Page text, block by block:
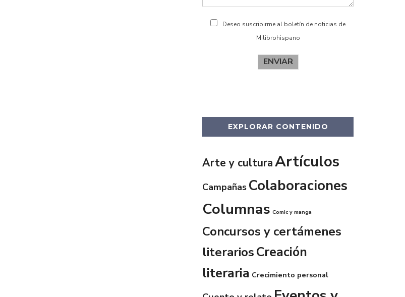
Deseo suscribirme al boletín de noticias de
Milibrohispano
ENVIAR
EXPLORAR CONTENIDO
Arte y culturaArtículos
Campañas Colaboraciones
Columnas Comic y manga
Concursos y certámenes
literariosCreación
literaria Crecimiento personal